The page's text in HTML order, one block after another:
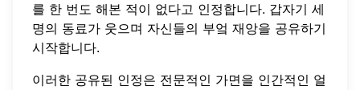
를 한 번도 해본 적이 없다고 인정합니다. 갑자기 세
명의 동료가 웃으며 자신들의 부엌 재앙을 공유하기
시작합니다.
이러한 공유된 인정은 전문적인 가면을 인간적인 얼